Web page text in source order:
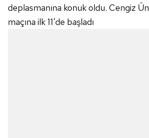
deplasmanına konuk oldu. Cengiz
maçına ilk 11'de başladı